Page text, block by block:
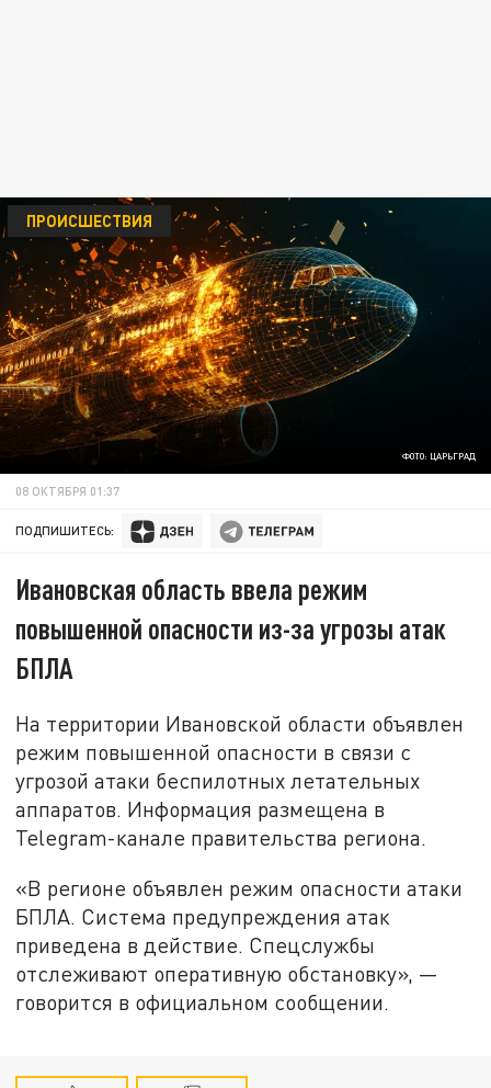
ФОТО: ЦАРЬГРАД
ПРОИСШЕСТВИЯ
08 ОКТЯБРЯ 01:37
ПОДПИШИТЕСЬ:
Ивановская область ввела режим
повышенной опасности из-за угрозы атак
БПЛА
На территории Ивановской области объявлен
режим повышенной опасности в связи с
угрозой атаки беспилотных летательных
аппаратов. Информация размещена в
Telegram-канале правительства региона.
«В регионе объявлен режим опасности атаки
БПЛА. Система предупреждения атак
приведена в действие. Спецслужбы
отслеживают оперативную обстановку», —
говорится в официальном сообщении.